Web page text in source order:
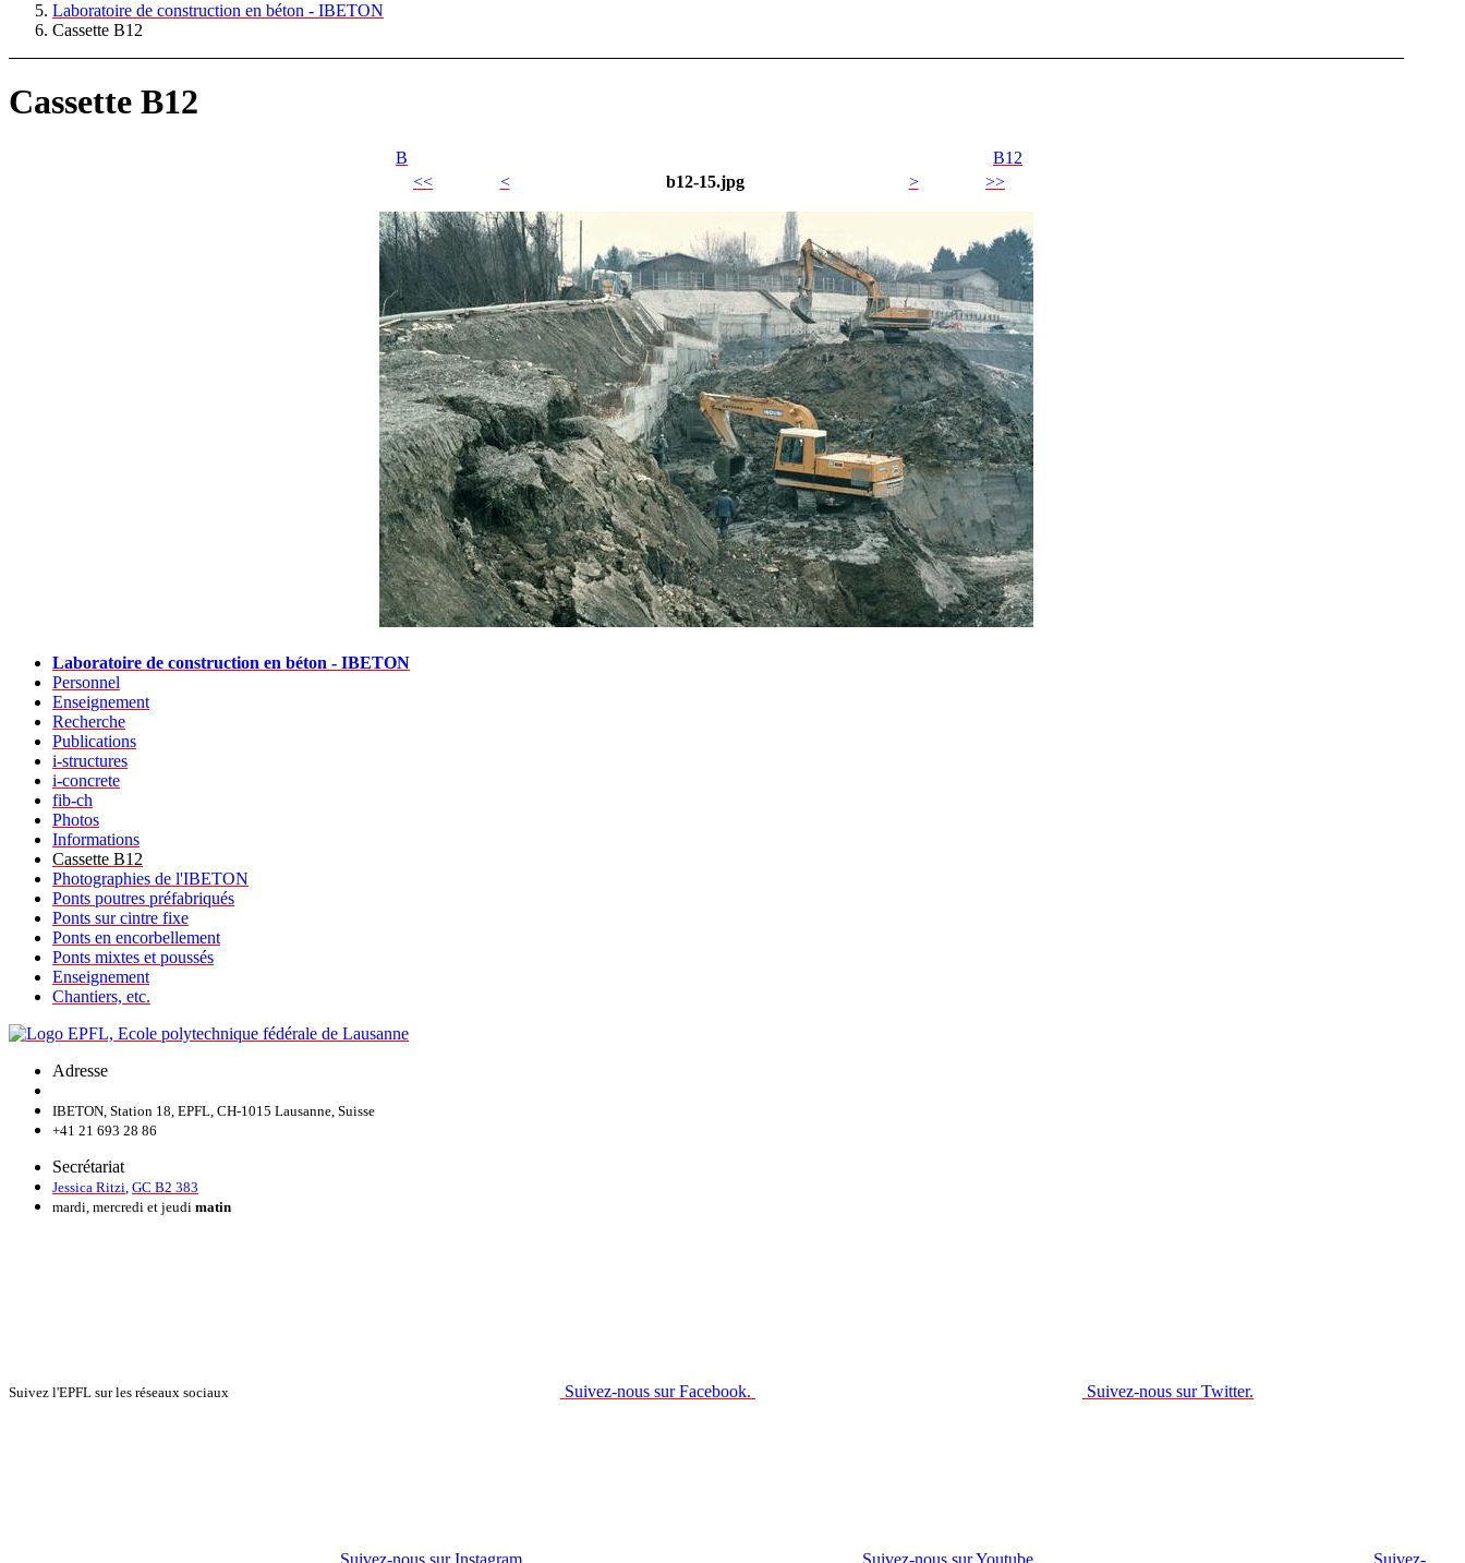
Laboratoire de construction en béton - IBETON
Cassette B12
Cassette B12
B
B12
<<
< b12-15.jpg > >>
Laboratoire de construction en béton - IBETON
Personnel
Enseignement
Recherche
Publications
i-structures
i-concrete
fib-ch
Photos
Informations
Cassette B12
Photographies de l'IBETON
Ponts poutres préfabriqués
Ponts sur cintre fixe
Ponts en encorbellement
Ponts mixtes et poussés
Enseignement
Chantiers, etc.
Adresse
IBETON, Station 18, EPFL, CH-1015 Lausanne, Suisse
+41 21 693 28 86
Secrétariat
Jessica Ritzi GC B2 383
mardi, mercredi et jeudi matin
Suivez l'EPFL sur les réseaux sociaux Suivez-nous sur Facebook. Suivez-nous sur Twitter.
Suivez-nous sur Instagram. Suivez-nous sur Youtube. Suivez-